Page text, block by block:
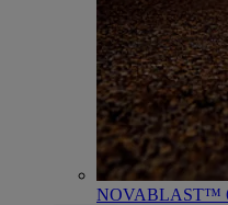
NOVABLAST™